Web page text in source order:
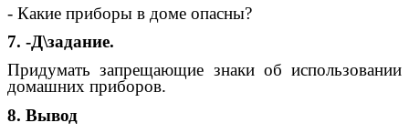
- Какие приборы в доме опасны?
7. -Д\задание.
Придумать запрещающие знаки об использовании
домашних приборов.
8. Вывод